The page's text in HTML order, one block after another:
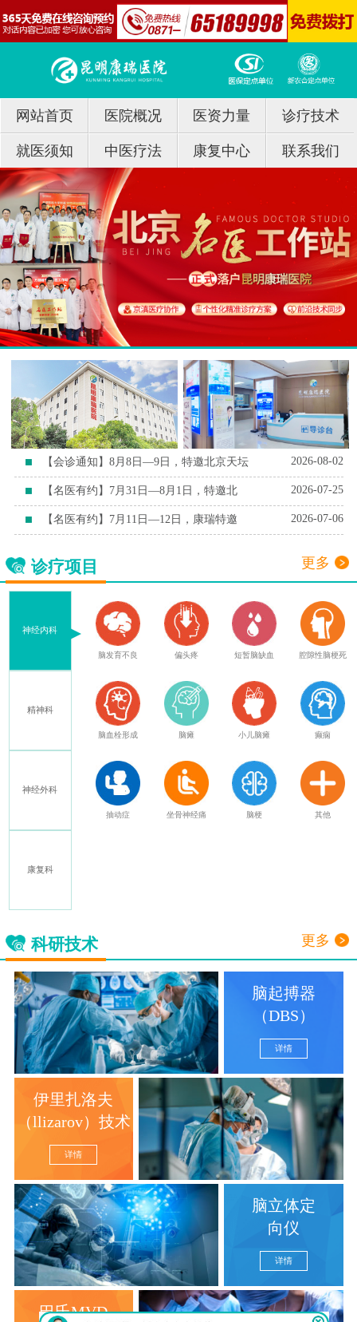
网站首页 医院概况 医资力量 诊疗技术
就医须知 中医疗法 康复中心 联系我们
【会诊通知】8月8日—9日，特邀北京天坛 2026-08-02
【名医有约】7月31日—8月1日，特邀北 2026-07-25
【名医有约】7月11日—12日，康瑞特邀 2026-07-06
诊疗项目 更多
神经内科
精神科
神经外科
康复科
脑发育不良 偏头疼 短暂脑缺血 腔隙性脑梗死
脑血栓形成 脑瘫 小儿脑瘫 癫痫
抽动症 坐骨神经痛 脑梗 其他
科研技术 更多
脑起搏器
（DBS）
详情
伊里扎洛夫
（llizarov）技术
详情
脑立体定
向仪
详情
巴氏MVD